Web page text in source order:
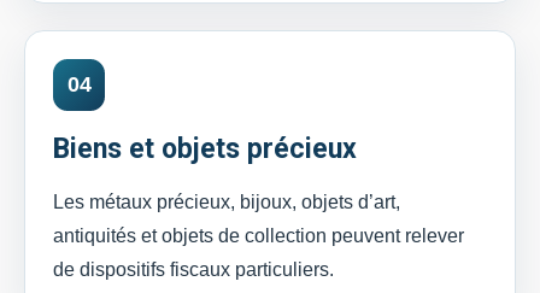
04
Biens et objets précieux
Les métaux précieux, bijoux, objets d’art,
antiquités et objets de collection peuvent relever
de dispositifs fiscaux particuliers.